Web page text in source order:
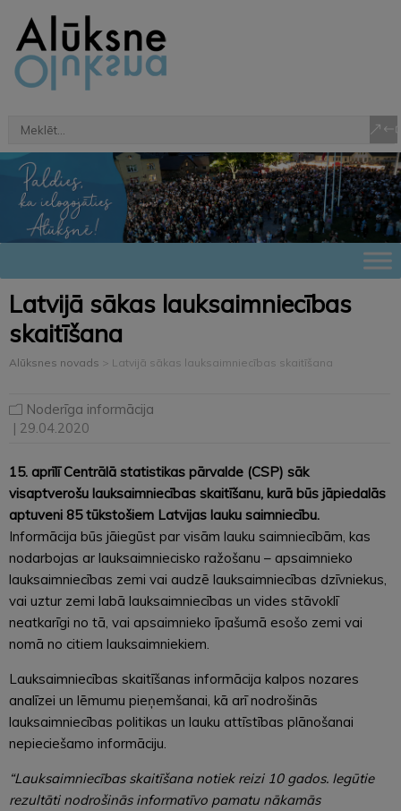
Latvijā sākas lauksaimniecības
skaitīšana
Alūksnes novads > Latvijā sākas lauksaimniecības skaitīšana
Noderīga informācija
| 29.04.2020
15. aprīlī Centrālā statistikas pārvalde (CSP) sāk
visaptverošu lauksaimniecības skaitīšanu, kurā būs jāpiedalās
aptuveni 85 tūkstošiem Latvijas lauku saimniecību.
Informācija būs jāiegūst par visām lauku saimniecībām, kas
nodarbojas ar lauksaimniecisko ražošanu – apsaimnieko
lauksaimniecības zemi vai audzē lauksaimniecības dzīvniekus,
vai uztur zemi labā lauksaimniecības un vides stāvoklī
neatkarīgi no tā, vai apsaimnieko īpašumā esošo zemi vai
nomā no citiem lauksaimniekiem.
Lauksaimniecības skaitīšanas informācija kalpos nozares
analīzei un lēmumu pieņemšanai, kā arī nodrošinās
lauksaimniecības politikas un lauku attīstības plānošanai
nepieciešamo informāciju.
“Lauksaimniecības skaitīšana notiek reizi 10 gados. Iegūtie
rezultāti nodrošinās informatīvo pamatu nākamās